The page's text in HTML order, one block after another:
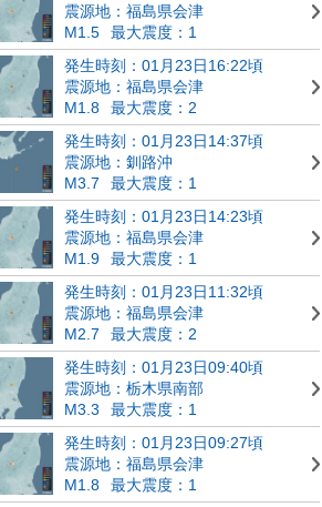
震源地：福島県会津
M1.5
最大震度：1
発生時刻：01月23日16:22頃
震源地：福島県会津
M1.8
最大震度：2
発生時刻：01月23日14:37頃
震源地：釧路沖
M3.7
最大震度：1
発生時刻：01月23日14:23頃
震源地：福島県会津
M1.9
最大震度：1
発生時刻：01月23日11:32頃
震源地：福島県会津
M2.7
最大震度：2
発生時刻：01月23日09:40頃
震源地：栃木県南部
M3.3
最大震度：1
発生時刻：01月23日09:27頃
震源地：福島県会津
M1.8
最大震度：1